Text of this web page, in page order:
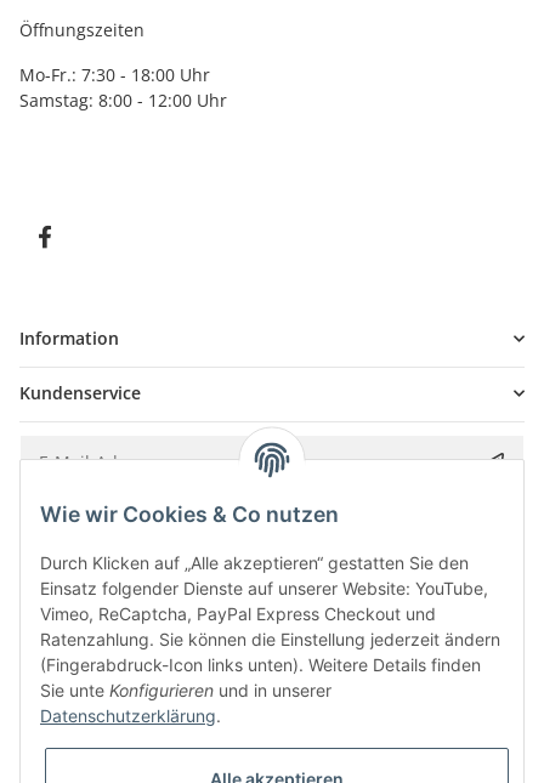
Öffnungszeiten
Mo-Fr.: 7:30 - 18:00 Uhr
Samstag: 8:00 - 12:00 Uhr
Information
Kundenservice
Bitte senden Sie mir entsprechend IhrerDatenschutzerklärung
Wie wir Cookies & Co nutzen
Durch Klicken auf „Alle akzeptieren“ gestatten Sie den
Einsatz folgender Dienste auf unserer Website: YouTube,
Vimeo, ReCaptcha, PayPal Express Checkout und
Ratenzahlung. Sie können die Einstellung jederzeit ändern
(Fingerabdruck-Icon links unten). Weitere Details finden
Sie unte Konfigurieren und in unserer
Datenschutzerklärung.
Alle akzeptieren